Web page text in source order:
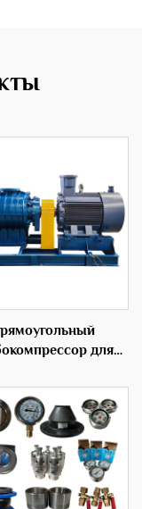
для
уровнем шума